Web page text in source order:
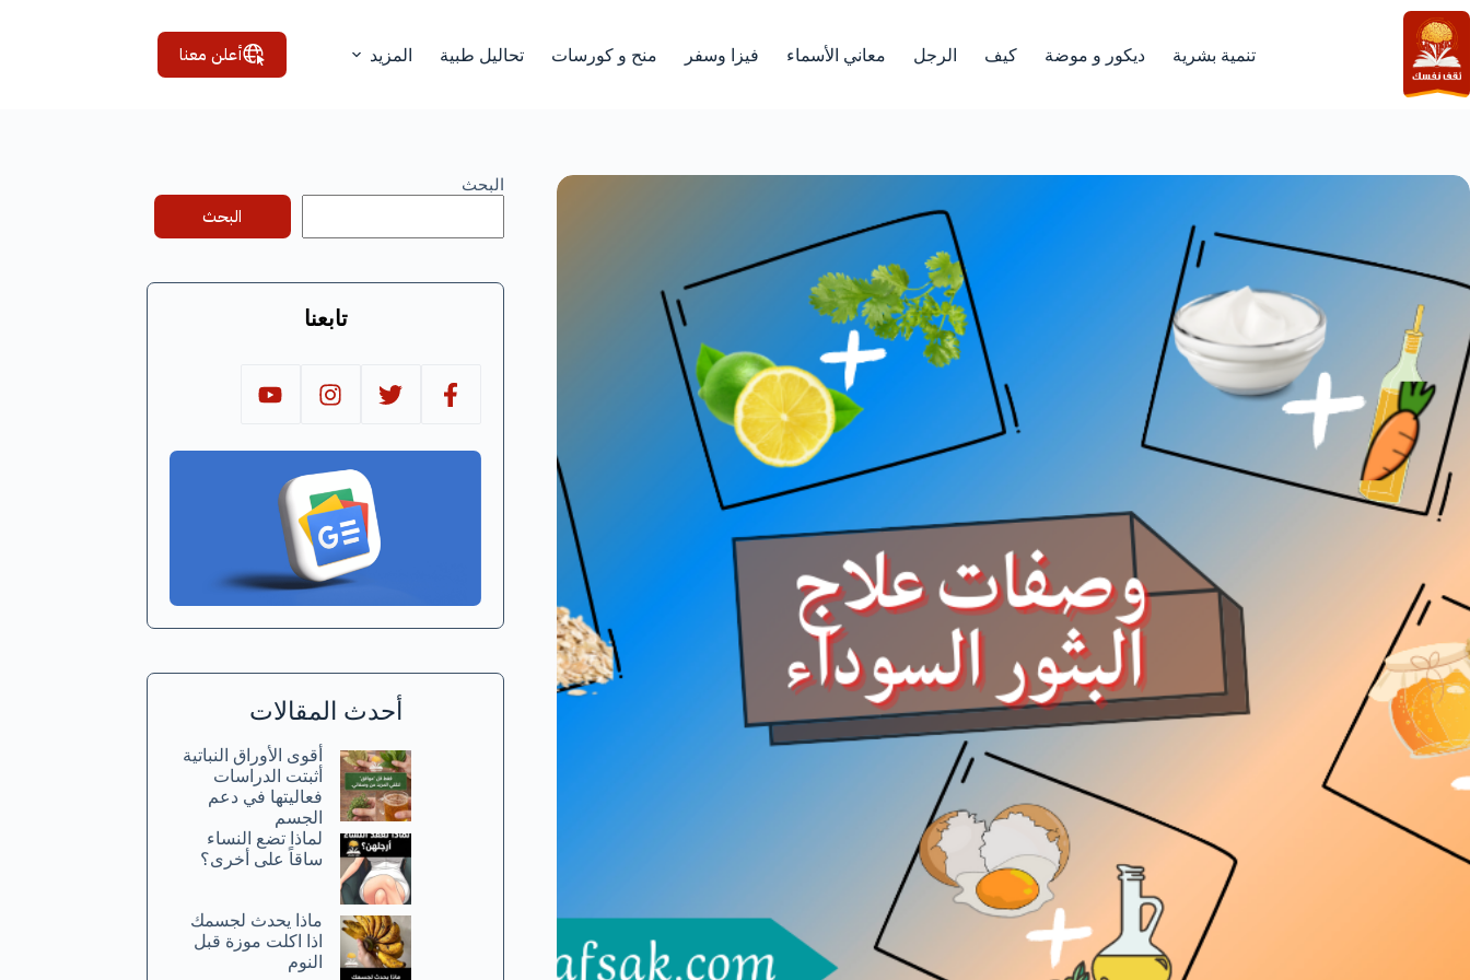
التجاوز
إلى
المحتوى
تنمية بشرية ديكور و موضة كيف الرجل معاني الأسماء فيزا وسفر منح و كورسات تحاليل طبية المزيد أعلن معنا
البحث
البحث
تابعنا
أحدث المقالات
أقوى الأوراق النباتية
أثبتت الدراسات
فعاليتها في دعم
الجسم
لماذا تضع النساء
ساقاً على أخرى؟
ماذا يحدث لجسمك
اذا اكلت موزة قبل
النوم